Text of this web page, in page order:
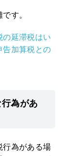
す。
の延滞税はい
告加算税との
為があ
行為がある場